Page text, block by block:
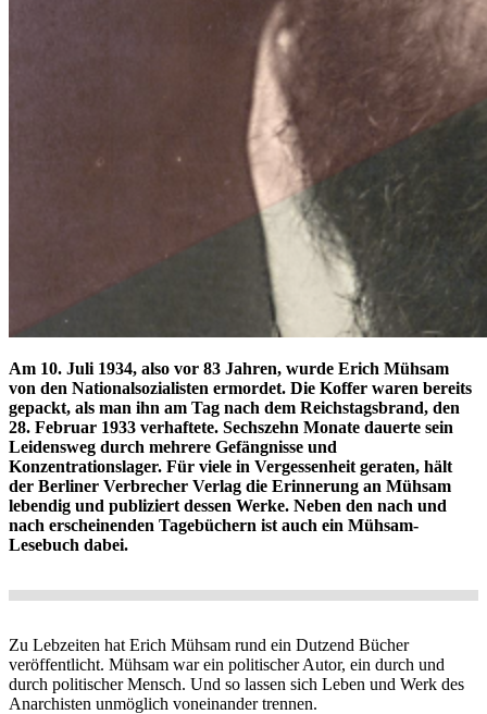
Am 10. Juli 1934, also vor 83 Jahren, wurde Erich Mühsam
von den Nationalsozialisten ermordet. Die Koffer waren bereits
gepackt, als man ihn am Tag nach dem Reichstagsbrand, den
28. Februar 1933 verhaftete. Sechszehn Monate dauerte sein
Leidensweg durch mehrere Gefängnisse und
Konzentrationslager. Für viele in Vergessenheit geraten, hält
der Berliner Verbrecher Verlag die Erinnerung an Mühsam
lebendig und publiziert dessen Werke. Neben den nach und
nach erscheinenden Tagebüchern ist auch ein Mühsam-
Lesebuch dabei.
Zu Lebzeiten hat Erich Mühsam rund ein Dutzend Bücher
veröffentlicht. Mühsam war ein politischer Autor, ein durch und
durch politischer Mensch. Und so lassen sich Leben und Werk des
Anarchisten unmöglich voneinander trennen.